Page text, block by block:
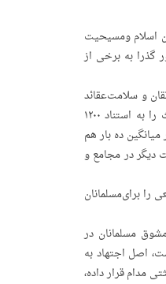
اسلام‌ ومسیحیت‌
گذرا به‌ برخی‌ از
و سلامت‌عقائد
مسلمین‌ و مانع‌ خرافه‌گروی‌ در باورداشتهای‌ دینی‌ آنان‌ است، یک‌ برنامه‌ی‌رایانه‌ای‌ در ایران، متن‌ افزون‌ بر نهصد هزار حدیث‌ را به‌ استناد ۱۲۰۰
ده‌ بار هم‌
دیگر در مجامع‌ و
ده‌ سال‌ قبل‌ از هجرت‌ تا ۲۵۰ هجری) مجال‌ وسیعی‌ را برای‌مسلمانان‌
مسلمانان‌ در
اصل‌ اجتهاد به‌
مدام‌ قرار داده،